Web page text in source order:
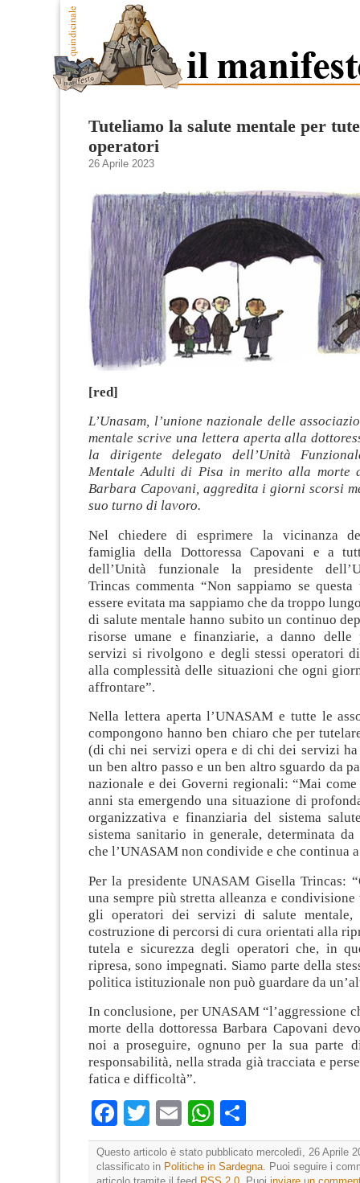
Tuteliamo la salute mentale per
operatori
26 Aprile 2023
[red]
L’Unasam, l’unione nazionale delle
mentale scrive una lettera aperta alla
la dirigente delegato dell’Unità
Mentale Adulti di Pisa in merito alla morte
Barbara Capovani, aggredita i giorni scorsi
suo turno di lavoro.
Nel chiedere di esprimere la vicinanza
famiglia della Dottoressa Capovani e a
dell’Unità funzionale la presidente
Trincas commenta “Non sappiamo se questa
essere evitata ma sappiamo che da troppo
di salute mentale hanno subito un continuo
risorse umane e finanziarie, a danno delle
servizi si rivolgono e degli stessi operatori
alla complessità delle situazioni che ogni
affrontare”.
Nella lettera aperta l’UNASAM e tutte le
compongono hanno ben chiaro che per
(di chi nei servizi opera e di chi dei servizi ha
un ben altro passo e un ben altro sguardo da
nazionale e dei Governi regionali: “Mai
anni sta emergendo una situazione di
organizzativa e finanziaria del sistema
sistema sanitario in generale, determinata
che l’UNASAM non condivide e che continua
Per la presidente UNASAM Gisella Trincas:
una sempre più stretta alleanza e
gli operatori dei servizi di salute mentale,
costruzione di percorsi di cura orientati alla
tutela e sicurezza degli operatori che, in
ripresa, sono impegnati. Siamo parte della
politica istituzionale non può guardare da
In conclusione, per UNASAM “l’aggressione
morte della dottoressa Barbara Capovani
noi a proseguire, ognuno per la sua parte
responsabilità, nella strada già tracciata e
fatica e difficoltà”.
Facebook
TwitterEmailWhatsApp
Questo articolo è stato pubblicato mercoledì, 26 Aprile
classificato in Politiche in Sardegna. Puoi seguire i